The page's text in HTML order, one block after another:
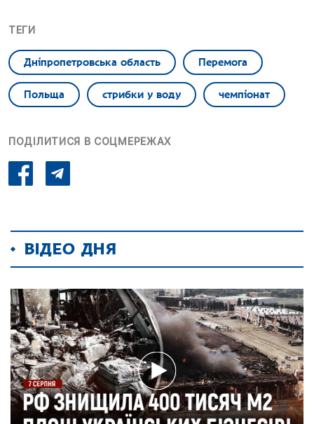
ТЕГИ
Дніпропетровська область Перемога
Польща стрибки у воду чемпіонат
ПОДІЛИТИСЯ В СОЦМЕРЕЖАХ
ВІДЕО ДНЯ